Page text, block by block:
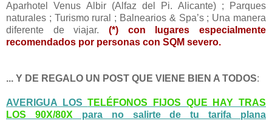
Aparhotel Venus Albir (Alfaz del Pi. Alicante) ; Parques
naturales ; Turismo rural ; Balnearios & Spa’s ; Una manera
diferente de viajar. (*) con lugares especialmente
recomendados por personas con SQM severo.
... Y DE REGALO UN POST QUE VIENE BIEN A TODOS:
AVERIGUA LOSTELÉFONOS FIJOS QUE HAY TRAS
LOS 90X/80X para no salirte de tu tarifa plana